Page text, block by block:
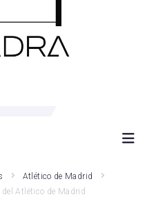
Atlético de Madrid
Atlético de Madrid